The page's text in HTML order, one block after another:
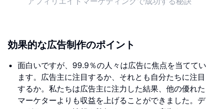
効果的な広告制作のポイント
面白いですが、99.9％の人々は広告に焦点を当ててい
ます。広告主に注目するか、それとも自分たちに注目
するか。私たちは広告主に注力した結果、他の優れた
マーケターよりも収益を上げることができました。デ